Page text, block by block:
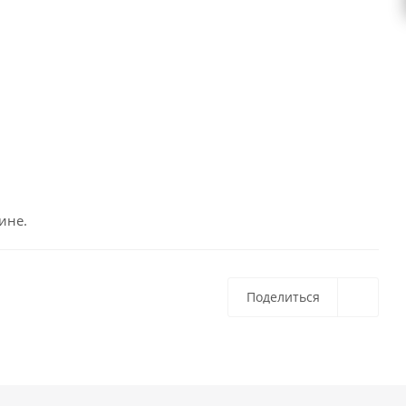
Поделиться